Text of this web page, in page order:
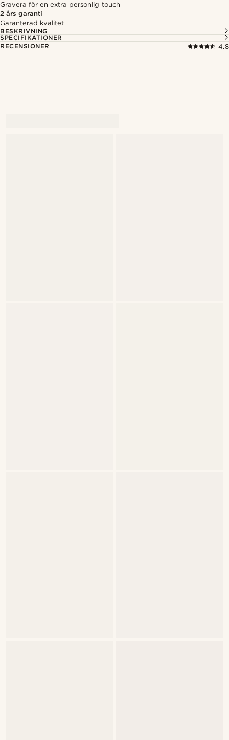
Gravera för en extra personlig touch
2 års garanti
Garanterad kvalitet
BESKRIVNING
SPECIFIKATIONER
RECENSIONER
4.8